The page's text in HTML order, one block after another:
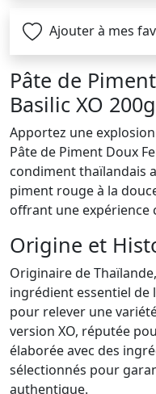
Ajouter à mes
Pâte de
Basilic XO 200g
Apportez une
Pâte de Piment Doux
condiment thaïlandais
piment rouge à la
offrant une expérience
Origine et
Originaire de
ingrédient essentiel de
pour relever une
version XO, réputée
élaborée avec des
sélectionnés pour
authentique.